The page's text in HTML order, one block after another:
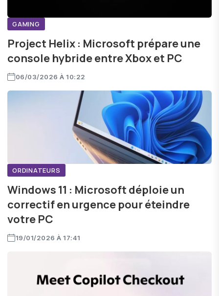
GAMING
Project Helix : Microsoft prépare une
console hybride entre Xbox et PC
06/03/2026 À 10:22
ORDINATEURS
Windows 11 : Microsoft déploie un
correctif en urgence pour éteindre
votre PC
19/01/2026 À 17:41